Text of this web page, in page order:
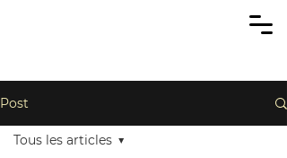
Post
Tous les articles